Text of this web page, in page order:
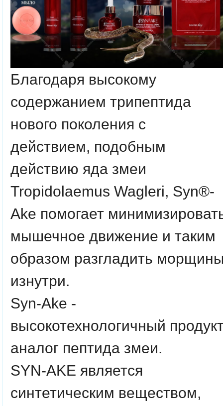
Благодаря высокому
содержанием трипептида
нового поколения с
действием, подобным
действию яда змеи
Tropidolaemus Wagleri, Syn®-
Ake помогает
мышечное движение и таким
образом разгладить
изнутри.
Syn-Ake -
высокотехнологичный
аналог пептида змеи.
SYN-AKE является
синтетическим веществом,